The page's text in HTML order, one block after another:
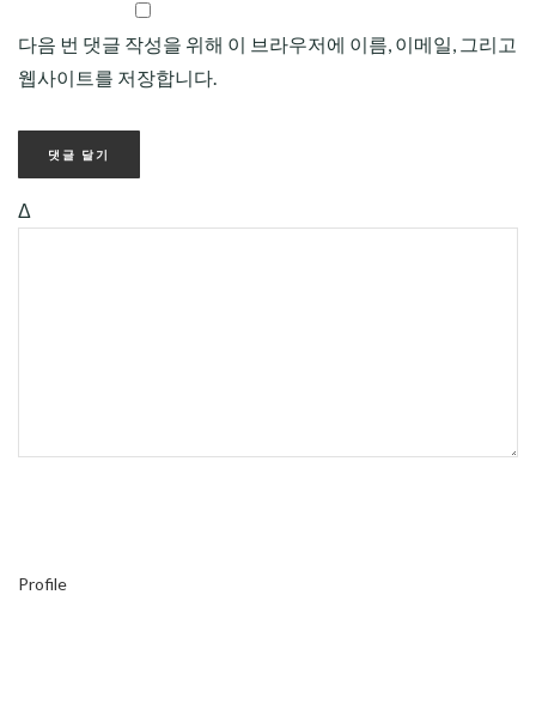
다음 번 댓글 작성을 위해 이 브라우저에 이름, 이메일, 그리고
웹사이트를 저장합니다.
Δ
Profile